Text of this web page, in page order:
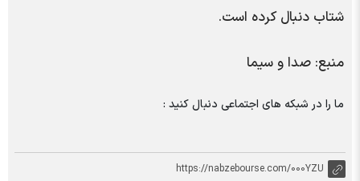
شتاب دنبال کرده است.
منبع: صدا و سیما
ما را در شبکه های اجتماعی دنبال کنید :
https://nabzebourse.com/000YZU